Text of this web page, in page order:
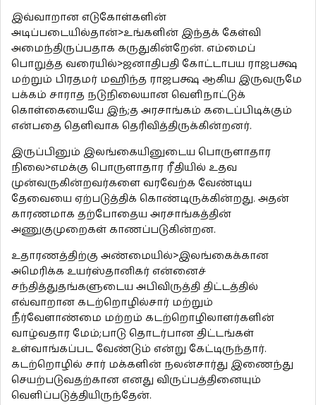
இவ்வாறான எடுகோள்களின்
அடிப்படையில்தான்>உங்களின் இந்தக் கேள்வி
அமைந்திருப்பதாக கருதுகின்றேன். எம்மைப்
பொறுத்த வரையில்>ஜனாதிபதி கோட்டாபய ராஜபக்ஷ
மற்றும் பிரதமர் மஹிந்த ராஜபக்ஷ ஆகிய இருவருமே
பக்கம் சாராத நடுநிலையான வெளிநாட்டுக்
கொள்கையையே இந்;த அரசாங்கம் கடைப்பிடிக்கும்
என்பதை தெளிவாக தெரிவித்திருக்கின்றனர்.
இருப்பினும் இலங்கையினுடைய பொருளாதார
நிலை>எமக்கு பொருளாதார ரீதியில் உதவ
முன்வருகின்றவர்களை வரவேற்க வேண்டிய
தேவையை ஏற்படுத்திக் கொண்டிருக்கின்றது. அதன்
காரணமாக தற்போதைய அரசாங்கத்தின்
அணுகுமுறைகள் காணப்படுகின்றன.
உதாரணத்திற்கு அண்மையில்>இலங்கைக்கான
அமெரிக்க உயர்ஸ்தானிகர் என்னைச்
சந்தித்துதங்களுடைய அபிவிருத்தி திட்டத்தில்
எவ்வாறான கடற்றொழில்சார் மற்றும்
நீர்வேளாண்மை மற்றம் கடற்றொழிலாளர்களின்
வாழ்வதார மேம்;பாடு தொடர்பான திட்டங்கள்
உள்வாங்கப்பட வேண்டும் என்று கேட்டிருந்தார்.
கடற்றொழில் சார் மக்களின் நலன்சார்து இணைந்து
செயற்படுவதற்கான எனது விருப்பத்தினையும்
வெளிப்படுத்தியிருந்தேன்.